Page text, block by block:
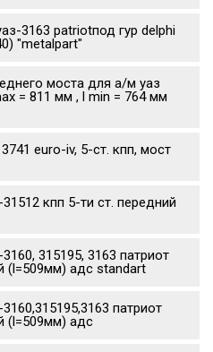
3163 patriotпод гур delphi
"metalpart"
моста для а/м уаз
= 811 мм , l min = 764 мм
euro-iv, 5-ст. кпп, мост
кпп 5-ти ст. передний
315195, 3163 патриот
(l=509мм) адс standart
патриот
(l=509мм) адс